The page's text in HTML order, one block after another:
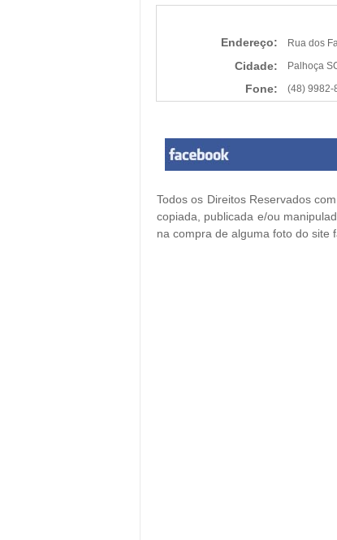
Endereço: Rua dos
Cidade: Palhoça
Fone: (48) 9982-
Todos os Direitos Reservados
copiada, publicada e/ou
na compra de alguma foto do site